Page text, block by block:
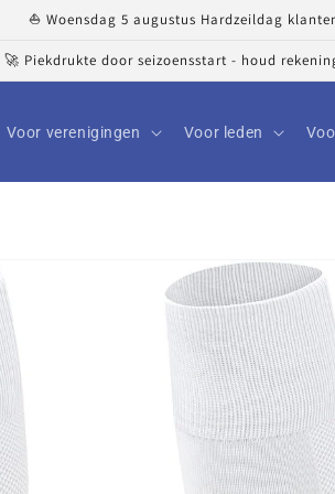
⛵ Woensdag 5 augustus Hardzeildag
🚀 Piekdrukte door seizoensstart - houd
Voor verenigingen Voor leden